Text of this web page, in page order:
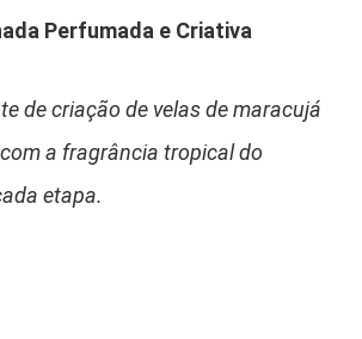
Perfumada e Criativa
de criação de velas de maracujá
a fragrância tropical do
etapa.